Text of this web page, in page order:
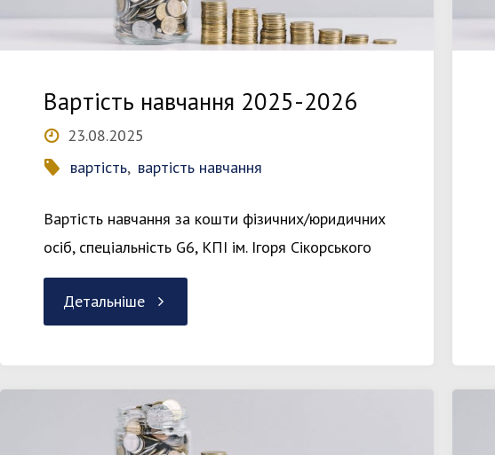
Вартість навчання 2025-2026
23.08.2025
вартість, вартість навчання
Вартість навчання за кошти фізичних/юридичних
осіб, спеціальність G6, КПІ ім. Ігоря Сікорського
Детальніше"Вартість
2025-
2026"